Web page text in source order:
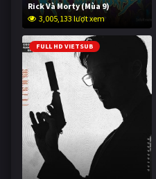
Rick Và Morty (Mùa 9)
3,005,133 lượt xem
FULL HD VIETSUB